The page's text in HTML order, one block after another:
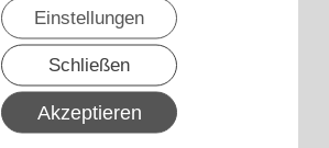
Einstellungen
Schließen
Akzeptieren